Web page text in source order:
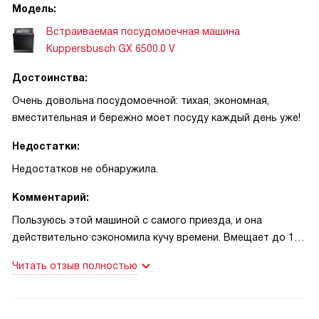
сухими без разводов. Программа для стекла бережно
керамическими кастрюлями после ужина.
Быстрый часовой цикл выручал, когда приходили гости.
отмыть все тарелки до следующего блюда. Запустила
ускоренную программу — и через час посуда была чистая
и сухая! Также ценю экономный расход воды: за цикл
дешевле чем при ручной мойке.
умудрился открыть дверцу во время работы. Блокировка
от детей сработала безотказно, и я спокойно закончила
цикл. Ещё радует полная защита от протечек — это даёт
спокойствие, когда уезжаю на выходные. Корзины Multiflex
Модель:
Встраиваемая посудомоечная машина
Kuppersbusch GX 6500.0 V
Достоинства:
Очень довольна посудомоечной: тихая, экономная,
вместительная и бережно моет посуду каждый день уже!
Недостатки:
Недостатков не обнаружила.
Комментарий:
Пользуюсь этой машиной с самого приезда, и она
действительно сэкономила кучу времени. Вмещает до 15
мыть половину посуды вручную. Сенсорные кнопки
Читать отзыв полностью